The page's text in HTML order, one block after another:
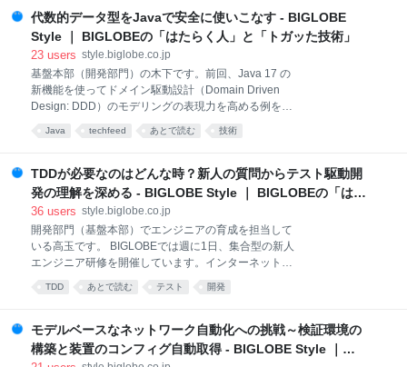
ットステージ1日目 ホットステージ2日目 ホットステ
ージ3日目 会場設営（1/25）、会期（1/26〜1/28） お
わりに はじめに 基盤本部 ネットワーク技術部 前野で
会場ネットワークの構築ボランティアスタッフとして
活動した内容をご紹介いたします。 社外の方々にも共
有したいと思い立ったのは、先日開催された
JANOG50 Meetingに参加したのがきっかけです。 次
代数的データ型をJavaで安全に使いこなす - BIGLOBE
Style ｜ BIGLOBEの「はたらく人」と「トガッた技術」
23 users style.biglobe.co.jp
基盤本部（開発部門）の木下です。前回、Java 17 の
新機能を使ってドメイン駆動設計（Domain Driven
Design: DDD）のモデリングの表現力を高める例をご
紹介しました。 style.biglobe.co.jp 代数的データ型
（Algebraic Data Types）を導入するのがポイントな
例を使って詳しく解説してみました。関数型プログラ
ミング由来のとても便利な道具です。ぜひ活用してみ
てください。 代数的データ型とは 直積型 直和型 直和
型の Java での実装 ベタに class で表現してみる 2つ
のクラスと interface で実現 安全に利用できるメソッ
ドを提供する おわりに 代数的データ型とは 代数的デ
ータ型とは、基本となる型を組み合わせて作られる型
のことです。 代数的データ型は直和型と直積型の2つ
Java techfeed あとで読む 技術
TDDが必要なのはどんな時？新人の質問からテスト駆動開
発の理解を深める - BIGLOBE Style ｜ BIGLOBEの「はた
らく人」と「トガッた技術」
36 users style.biglobe.co.jp
開発部門（基盤本部）でエンジニアの育成を担当して
いる高玉です。 BIGLOBEでは週に1日、集合型の新人
エンジニア研修を開催しています。インターネットに
公開された教育コンテンツを活用しながら、手を動か
して学ぶ（Learn by doing）が特長です。
てもらっているのですが、新人ならではの質問をもら
えるのがいつも楽しみです。 さて、テスト駆動開発
（Test Driven Development：TDD）について学んだ後
TDD あとで読む テスト 開発
モデルベースなネットワーク自動化への挑戦～検証環境の
構築と装置のコンフィグ自動取得 - BIGLOBE Style ｜